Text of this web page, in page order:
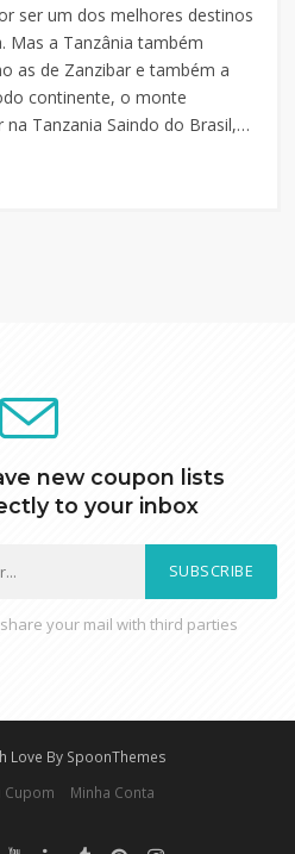
ser um dos melhores destinos
Mas a Tanzânia também
as de Zanzibar e também a
continente, o monte
na Tanzania Saindo do Brasil,…
new coupon lists
to your inbox
SUBSCRIBE
your mail with third parties
Love By SpoonThemes
Cupom
Minha Conta